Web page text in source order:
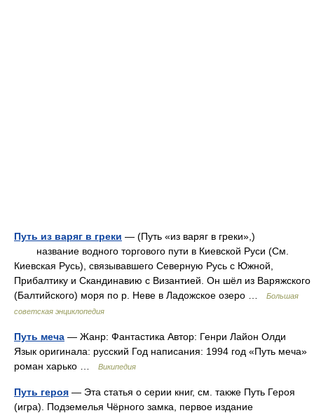
Путь из варяг в греки — (Путь «из варяг в греки»,)
название водного торгового пути в Киевской Руси (См.
Киевская Русь), связывавшего Северную Русь с Южной,
Прибалтику и Скандинавию с Византией. Он шёл из Варяжского
(Балтийского) моря по р. Неве в Ладожское озеро …
Большая
советская энциклопедия
Путь меча — Жанр: Фантастика Автор: Генри Лайон Олди
Язык оригинала: русский Год написания: 1994 год «Путь меча»
роман харько …
Википедия
Путь героя — Эта статья о серии книг, см. также Путь Героя
(игра). Подземелья Чёрного замка, первое издание